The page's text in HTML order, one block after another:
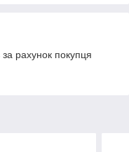
рахунок покупця